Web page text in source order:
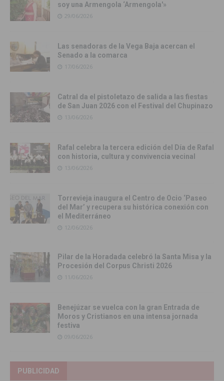
soy una Armengola ‘Armengola'»
29/06/2026
Las senadoras de la Vega Baja acercan el
Senado a la comarca
17/06/2026
Catral da el pistoletazo de salida a las fiestas
de San Juan 2026 con el Festival del Chupinazo
13/06/2026
Rafal celebra la tercera edición del Día de Rafal
con historia, cultura y convivencia vecinal
13/06/2026
Torrevieja inaugura el Centro de Ocio ‘Paseo
del Mar’ y recupera su histórica conexión con
el Mediterráneo
12/06/2026
Pilar de la Horadada celebró la Santa Misa y la
Procesión del Corpus Christi 2026
11/06/2026
Benejúzar se vuelca con la gran Entrada de
Moros y Cristianos en una intensa jornada
festiva
09/06/2026
PUBLICIDAD